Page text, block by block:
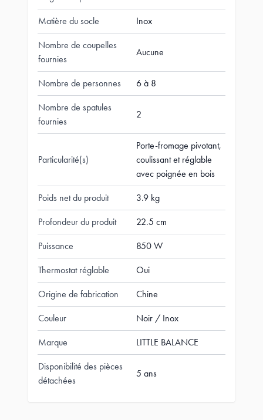
Matière du socle Inox
Nombre de coupelles
fournies
Aucune
Nombre de personnes 6 à 8
Nombre de spatules
fournies
2
Particularité(s)
Porte-fromage pivotant,
coulissant et réglable
avec poignée en bois
Poids net du produit 3.9 kg
Profondeur du produit 22.5 cm
Puissance 850 W
Thermostat réglable Oui
Origine de fabrication Chine
Couleur Noir / Inox
Marque LITTLE BALANCE
Disponibilité des pièces
détachées
5 ans